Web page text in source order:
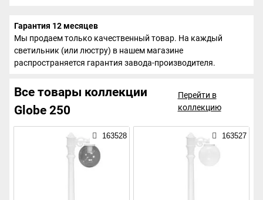
Гарантия 12 месяцев
Мы продаем только качественный товар. На каждый
светильник (или люстру) в нашем магазине
распространяется гарантия завода-производителя.
Все товары коллекции
Globe 250
Перейти в
коллекцию
163528 163527